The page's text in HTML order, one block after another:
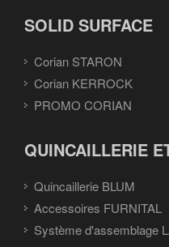
SOLID SURFACE
Corian STARON
Corian KERROCK
PROMO CORIAN
QUINCAILLERIE
Quincaillerie BLUM
Accessoires FURNITAL
Système d'assemblage